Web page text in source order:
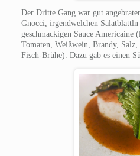
Der Dritte Gang war gut
Gnocci, irgendwelchen
geschmackigen Sauce
Tomaten, Weißwein, Brandy,
Fisch-Brühe). Dazu gab es einen